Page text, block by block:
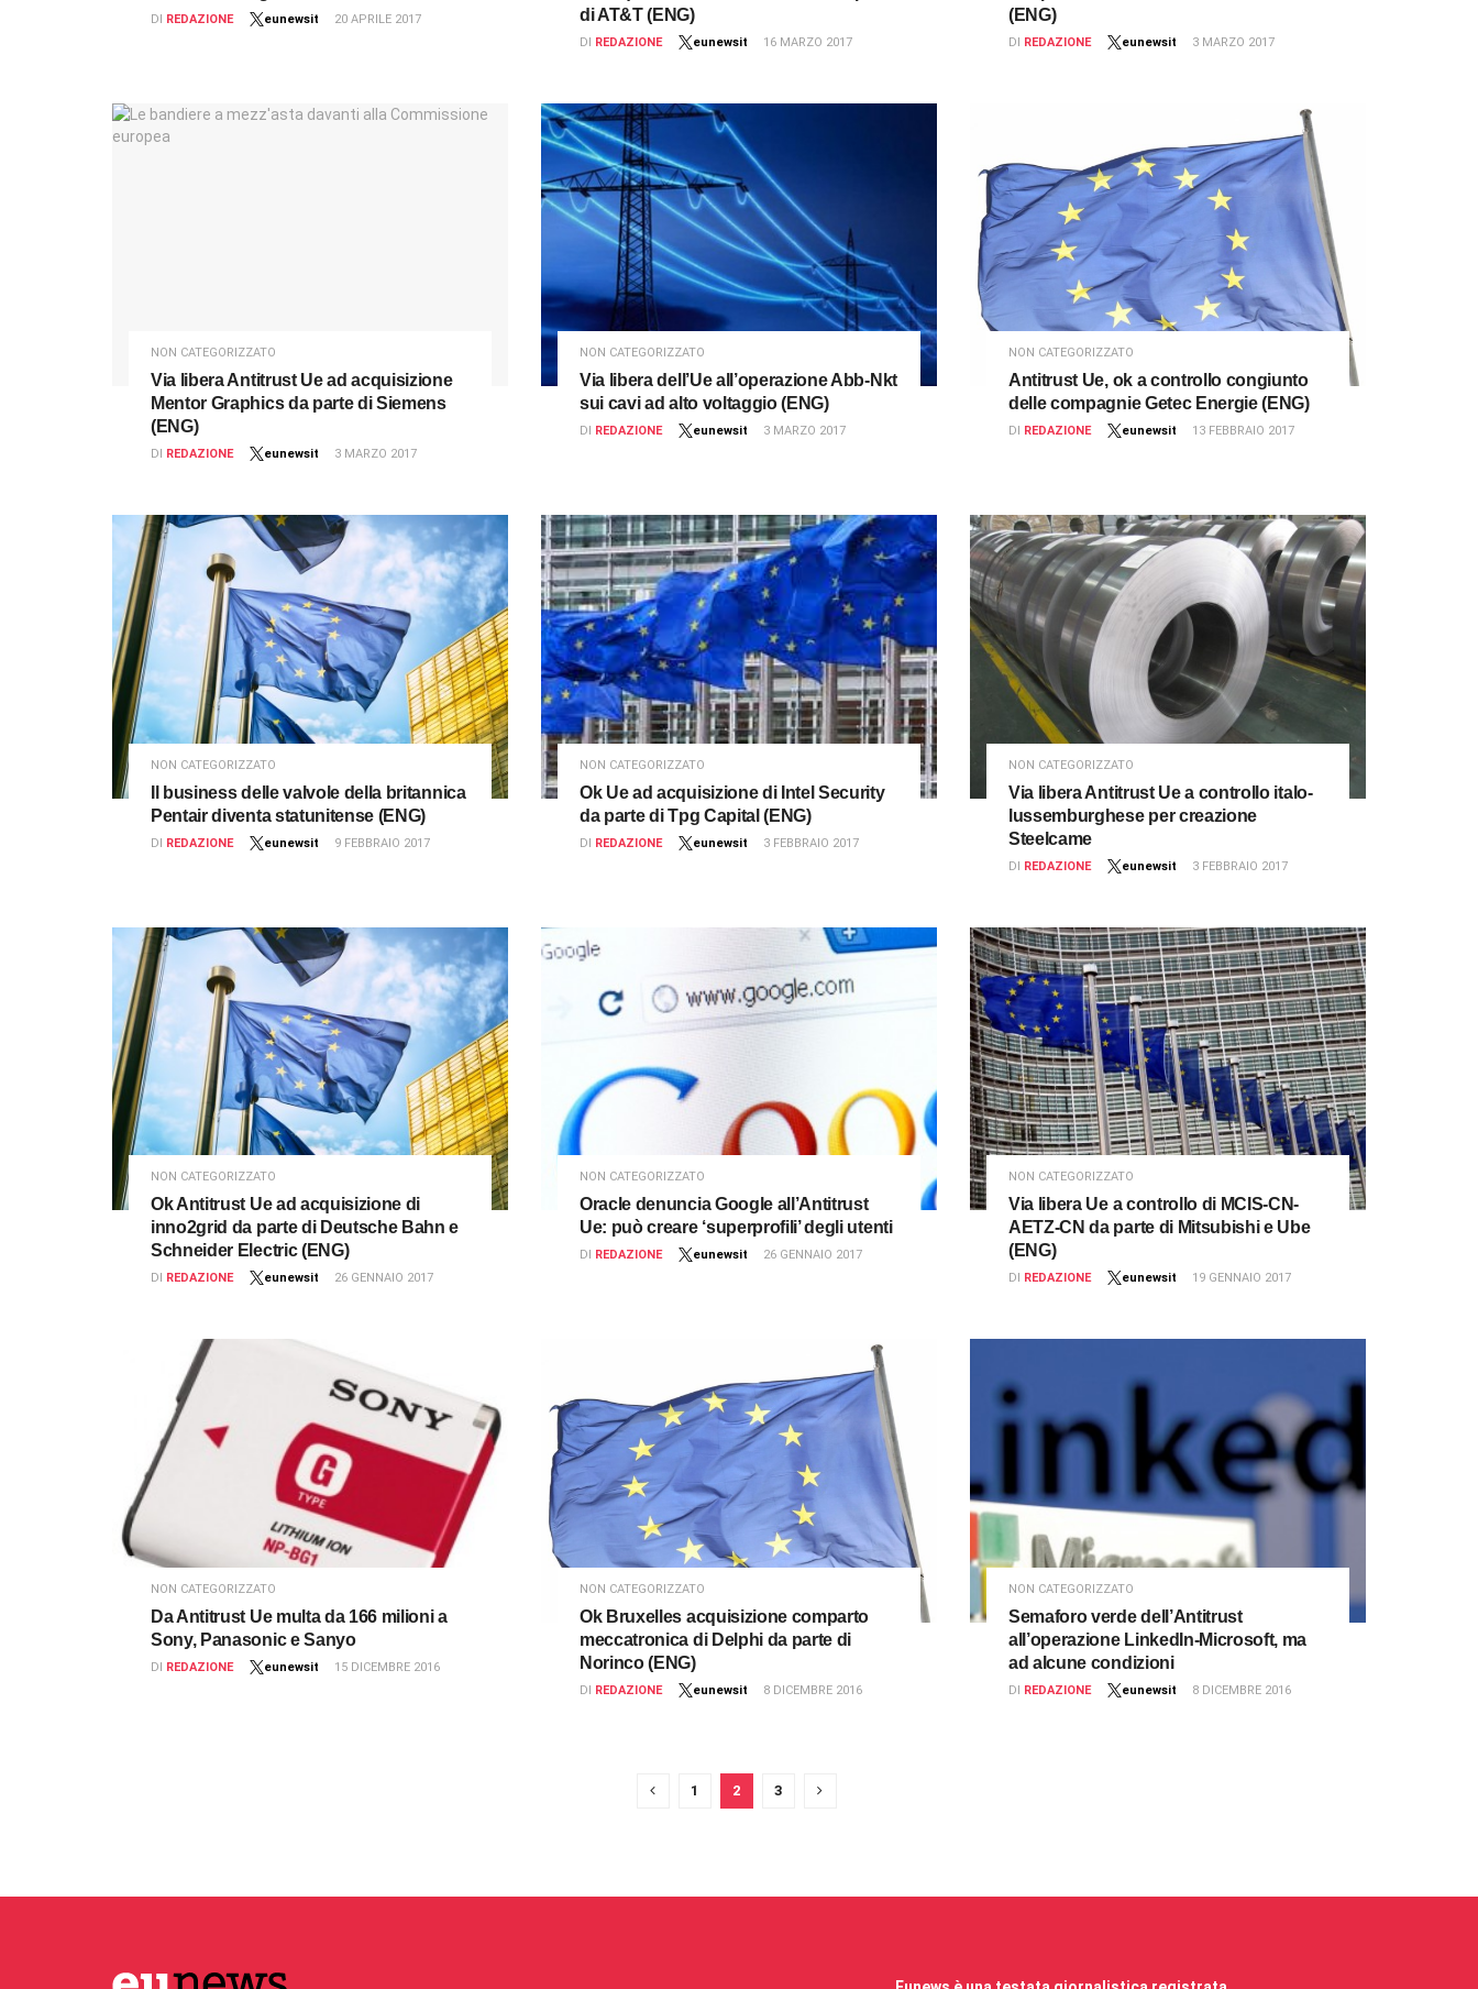
DI REDAZIONE eunewsit 20 APRILE 2017
di AT&T (ENG)
DI REDAZIONE eunewsit 16 MARZO 2017
(ENG)
DI REDAZIONE eunewsit 3 MARZO 2017
NON CATEGORIZZATO
Via libera Antitrust Ue ad acquisizione
Mentor Graphics da parte di Siemens
(ENG)
DI REDAZIONE eunewsit 3 MARZO 2017
NON CATEGORIZZATO
Via libera dell’Ue all’operazione Abb-Nkt
sui cavi ad alto voltaggio (ENG)
DI REDAZIONE eunewsit 3 MARZO 2017
NON CATEGORIZZATO
Antitrust Ue, ok a controllo congiunto
delle compagnie Getec Energie (ENG)
DI REDAZIONE eunewsit 13 FEBBRAIO 2017
NON CATEGORIZZATO
Il business delle valvole della britannica
Pentair diventa statunitense (ENG)
DI REDAZIONE eunewsit 9 FEBBRAIO 2017
NON CATEGORIZZATO
Ok Ue ad acquisizione di Intel Security
da parte di Tpg Capital (ENG)
DI REDAZIONE eunewsit 3 FEBBRAIO 2017
NON CATEGORIZZATO
Via libera Antitrust Ue a controllo italo-
lussemburghese per creazione
Steelcame
DI REDAZIONE eunewsit 3 FEBBRAIO 2017
NON CATEGORIZZATO
Ok Antitrust Ue ad acquisizione di
inno2grid da parte di Deutsche Bahn e
Schneider Electric (ENG)
DI REDAZIONE eunewsit 26 GENNAIO 2017
NON CATEGORIZZATO
Oracle denuncia Google all’Antitrust
Ue: può creare ‘superprofili’ degli utenti
DI REDAZIONE eunewsit 26 GENNAIO 2017
NON CATEGORIZZATO
Via libera Ue a controllo di MCIS-CN-
AETZ-CN da parte di Mitsubishi e Ube
(ENG)
DI REDAZIONE eunewsit 19 GENNAIO 2017
NON CATEGORIZZATO
Da Antitrust Ue multa da 166 milioni a
Sony, Panasonic e Sanyo
DI REDAZIONE eunewsit 15 DICEMBRE 2016
NON CATEGORIZZATO
Ok Bruxelles acquisizione comparto
meccatronica di Delphi da parte di
Norinco (ENG)
DI REDAZIONE eunewsit 8 DICEMBRE 2016
NON CATEGORIZZATO
Semaforo verde dell’Antitrust
all’operazione LinkedIn-Microsoft, ma
ad alcune condizioni
DI REDAZIONE eunewsit 8 DICEMBRE 2016
1 2 3